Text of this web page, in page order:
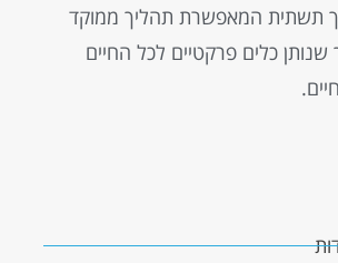
תשתית המאפשרת תהליך ממוקד
כלים פרקטיים לכל החיים